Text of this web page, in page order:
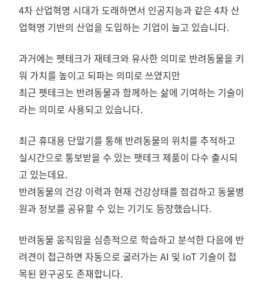
4차 산업혁명 시대가 도래하면서 인공지능과 같은 4차 산
업혁명 기반의 산업을 도입하는 기업이 늘고 있습니다.
과거에는 펫테크가 재테크와 유사한 의미로 반려동물을 키
워 가치를 높이고 되파는 의미로 쓰였지만
최근 펫테크는 반려동물과 함께하는 삶에 기여하는 기술이
라는 의미로 사용되고 있습니다.
최근 휴대용 단말기를 통해 반려동물의 위치를 추적하고
실시간으로 통보받을 수 있는 팻테크 제품이 다수 출시되
고 있는데요.
반려동물의 건강 이력과 현재 건강상태를 점검하고 동물병
원과 정보를 공유할 수 있는 기기도 등장했습니다.
반려동물 움직임을 심층적으로 학습하고 분석한 다음에 반
려견이 접근하면 자동으로 굴러가는 AI 및 IoT 기술이 접
목된 완구공도 존재합니다.